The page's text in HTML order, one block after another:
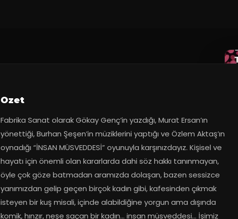
Ozet
Fabrika Sanat olarak Gökay Genç’in yazdığı, Murat Ersan’ın
yönettiği, Burhan Şeşen’in müziklerini yaptığı ve Özlem Aktaş’ın
oynadığı “İNSAN MÜSVEDDESİ” oyunuyla karşınızdayız. Kişisel ve
hayatı için önemli olan kararlarda dahi söz hakkı tanınmayan,
öyle çok göze batmadan aramızda dolaşan, bazen sessizce
yanımızdan gelip geçen birçok kadın gibi, kafesinden çıkmak
isteyen bir kuş misali, içinde alabildiğine yorgun ama dışında
komik, hınzır, neşe saçan bir kadın… insan müsveddesi… İşimiz